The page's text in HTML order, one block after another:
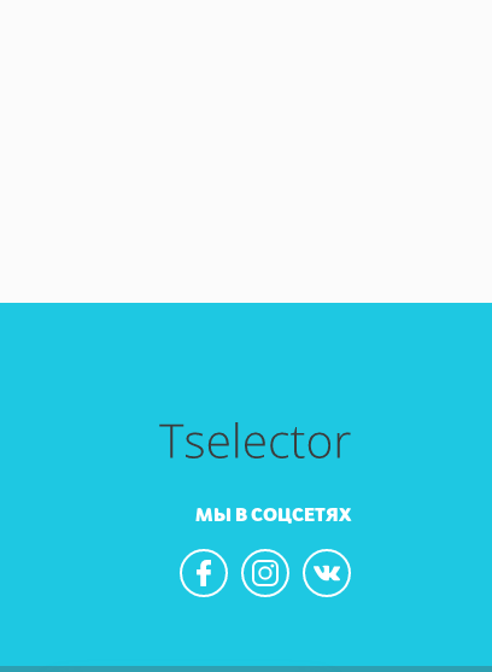
МЫ В СОЦСЕТЯХ